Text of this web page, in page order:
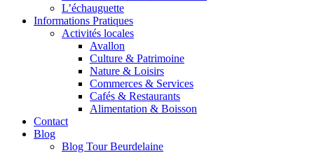
L’échauguette
Informations Pratiques
Activités locales
Avallon
Culture & Patrimoine
Nature & Loisirs
Commerces & Services
Cafés & Restaurants
Alimentation & Boisson
Contact
Blog
Blog Tour Beurdelaine